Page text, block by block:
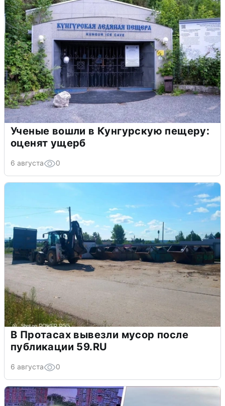
Ученые вошли в Кунгурскую пещеру:
оценят ущерб
6 августа 0
В Протасах вывезли мусор после
публикации 59.RU
6 августа 0